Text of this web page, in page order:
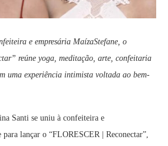
e empresária MaízaStefane, o
reúne yoga, meditação, arte, confeitaria
uma experiência intimista voltada ao bem-
Santi se uniu à confeiteira e
para lançar o “FLORESCER | Reconectar”,